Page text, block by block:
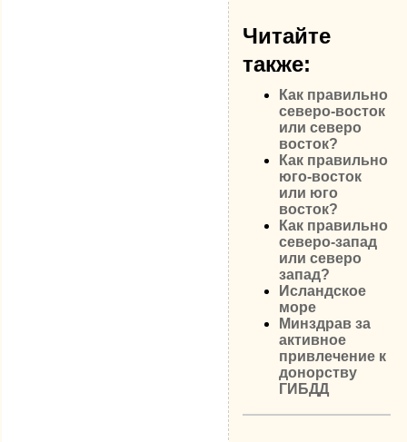
Читайте
также:
Как правильно
северо-восток
или северо
восток?
Как правильно
юго-восток
или юго
восток?
Как правильно
северо-запад
или северо
запад?
Исландское
море
Минздрав за
активное
привлечение к
донорству
ГИБДД